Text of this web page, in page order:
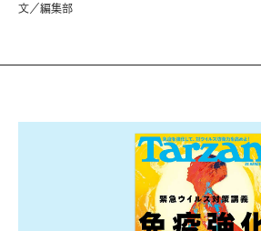
文／編集部